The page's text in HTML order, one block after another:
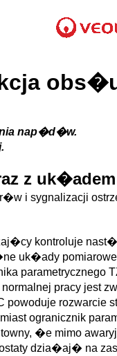
nap�d�w.
z
i sygnalizacji
kontroluje
uk�ady
pracy jest
powoduje
ogranicznik
�e mimo
dzia�aj� na